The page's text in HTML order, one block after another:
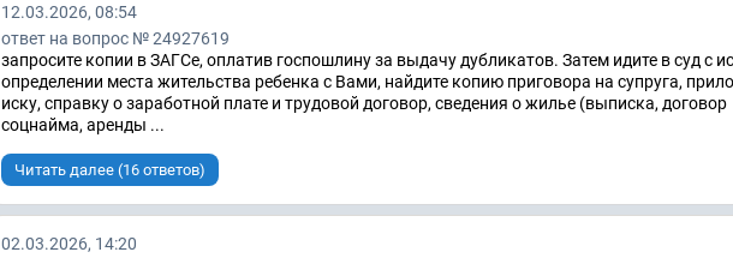
12.03.2026, 08:54
ответ на вопрос № 24927619
запросите копии в ЗАГСе, оплатив госпошлину за выдачу дубликатов. Затем идите в суд с
определении места жительства ребенка с Вами, найдите копию приговора на супруга,
иску, справку о заработной плате и трудовой договор, сведения о жилье (выписка, договор
соцнайма, аренды ...
Читать далее (16 ответов)
02.03.2026, 14:20